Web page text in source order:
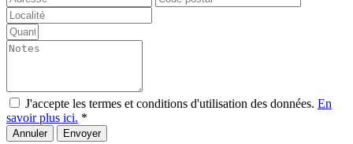
J'accepte les termes et conditions d'utilisation des données. En
savoir plus ici. *
Annuler